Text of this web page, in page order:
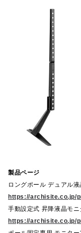
製品ページ
ロングポール デュアル
https://archisite.co.jp/
手動設定式 昇降液晶モ
https://archisite.co.jp/